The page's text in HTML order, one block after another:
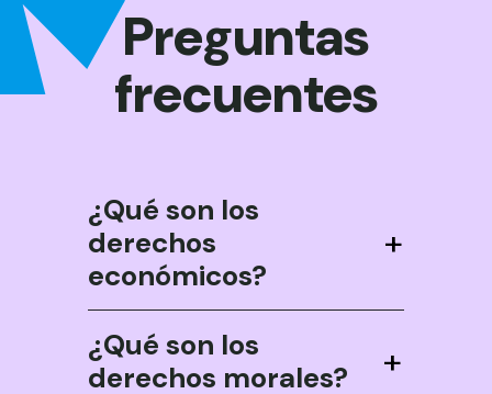
Preguntas
frecuentes
¿Qué son los
derechos
económicos?
+
¿Qué son los
derechos morales?
+